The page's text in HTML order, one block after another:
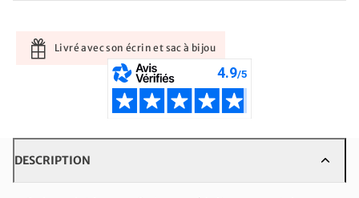
Livré avec son écrin et sac à bijou
DESCRIPTION